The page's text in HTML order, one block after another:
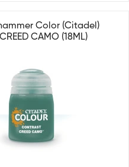
Color (Citadel)
CAMO (18ML)